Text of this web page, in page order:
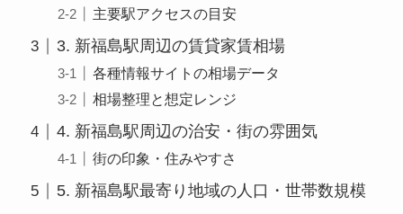
主要駅アクセスの目安
3. 新福島駅周辺の賃貸家賃相場
各種情報サイトの相場データ
相場整理と想定レンジ
4. 新福島駅周辺の治安・街の雰囲気
街の印象・住みやすさ
5. 新福島駅最寄り地域の人口・世帯数規模